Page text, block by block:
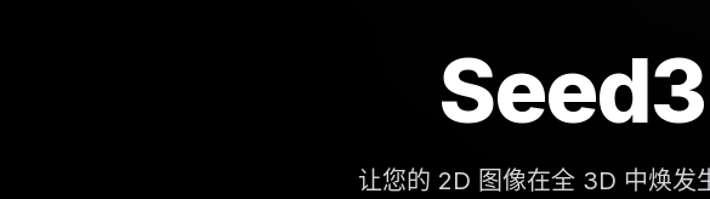
让您的 2D 图像在全 3D 中焕